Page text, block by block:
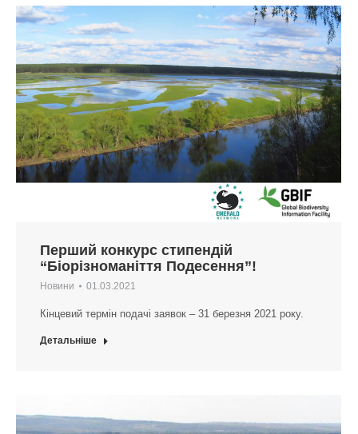
Перший конкурс стипендій
“Біорізноманіття Подесення”!
Новини 01.03.2021
Кінцевий термін подачі заявок – 31 березня 2021 року.
Детальніше